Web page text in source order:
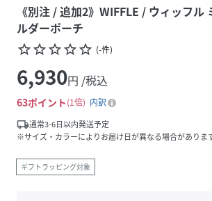
《別注 / 追加2》WIFFLE / ウィッフル
ルダーポーチ
star_borderstar_borderstar_borderstar_borderstar_border (-件)
6,930円 /税込
63ポイント 1倍
内訳
local_shipping通常3-6日以内発送予定
※サイズ・カラーによりお届け日が異なる場合があります
ギフトラッピング対象